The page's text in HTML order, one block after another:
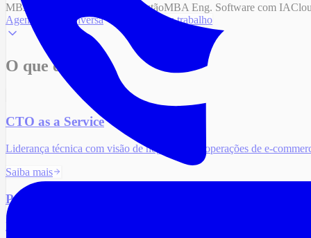
MBA Liderança, Inovação e GestãoMBA Eng. Software com IA
Agende uma conversa
Conheça meu trabalho
O que eu faço
CTO as a Service
Liderança técnica com visão de negócio para operações de e-
Saiba mais
Performance & Core Web Vitals
Métricas reais que impactam conversão e receita, com otimização